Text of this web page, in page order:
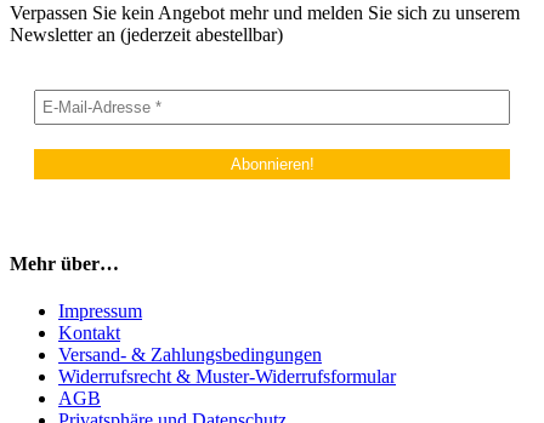
Verpassen Sie kein Angebot mehr und melden Sie sich zu unserem
Newsletter an (jederzeit abestellbar)
Mehr über…
Impressum
Kontakt
Versand- & Zahlungsbedingungen
Widerrufsrecht & Muster-Widerrufsformular
AGB